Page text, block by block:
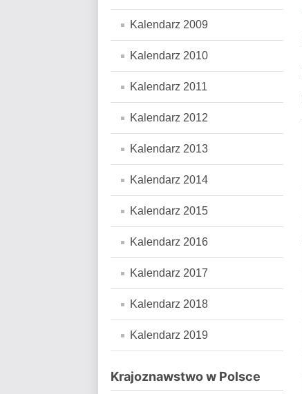
Kalendarz 2009
Kalendarz 2010
Kalendarz 2011
Kalendarz 2012
Kalendarz 2013
Kalendarz 2014
Kalendarz 2015
Kalendarz 2016
Kalendarz 2017
Kalendarz 2018
Kalendarz 2019
Krajoznawstwo w Polsce